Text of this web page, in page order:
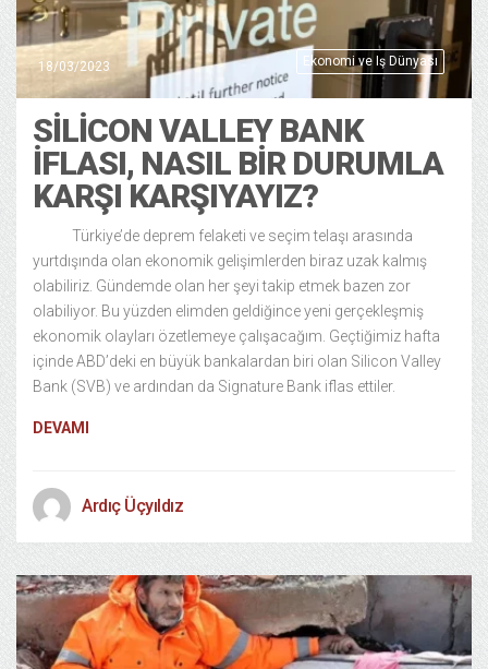
Ekonomi ve Iş Dünyası
18/03/2023
SILICON VALLEY BANK
İFLASI, NASIL BIR DURUMLA
KARŞI KARŞIYAYIZ?
Türkiye’de deprem felaketi ve seçim telaşı arasında
yurtdışında olan ekonomik gelişimlerden biraz uzak kalmış
olabiliriz. Gündemde olan her şeyi takip etmek bazen zor
olabiliyor. Bu yüzden elimden geldiğince yeni gerçekleşmiş
ekonomik olayları özetlemeye çalışacağım. Geçtiğimiz hafta
içinde ABD’deki en büyük bankalardan biri olan Silicon Valley
Bank (SVB) ve ardından da Signature Bank iflas ettiler.
DEVAMI
Ardıç Üçyıldız